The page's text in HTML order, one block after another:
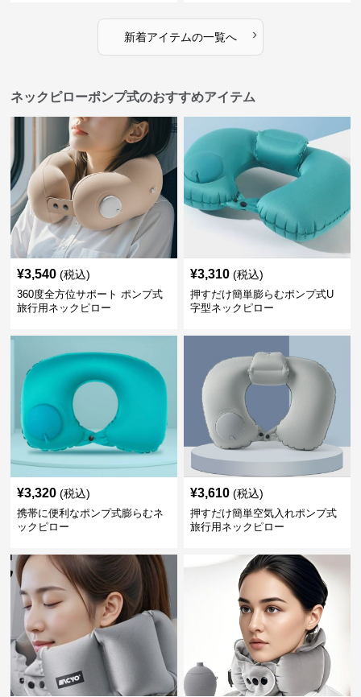
新着アイテムの一覧へ ›
ネックピローポンプ式のおすすめアイテム
¥3,540 (税込)
360度全方位サポート ポンプ式
旅行用ネックピロー
¥3,310 (税込)
押すだけ簡単膨らむポンプ式U
字型ネックピロー
¥3,320 (税込)
携帯に便利なポンプ式膨らむネ
ックピロー
¥3,610 (税込)
押すだけ簡単空気入れポンプ式
旅行用ネックピロー